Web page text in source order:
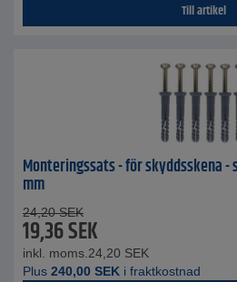
Till artikel
Monteringssats - för skyddsskena -
mm
24,20 SEK
19,36SEK
inkl. moms. 24,20 SEK
Plus 240,00 SEK i fraktkostnad